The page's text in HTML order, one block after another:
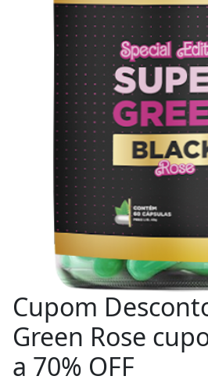
Cupom
Green Rose
a 70% OFF